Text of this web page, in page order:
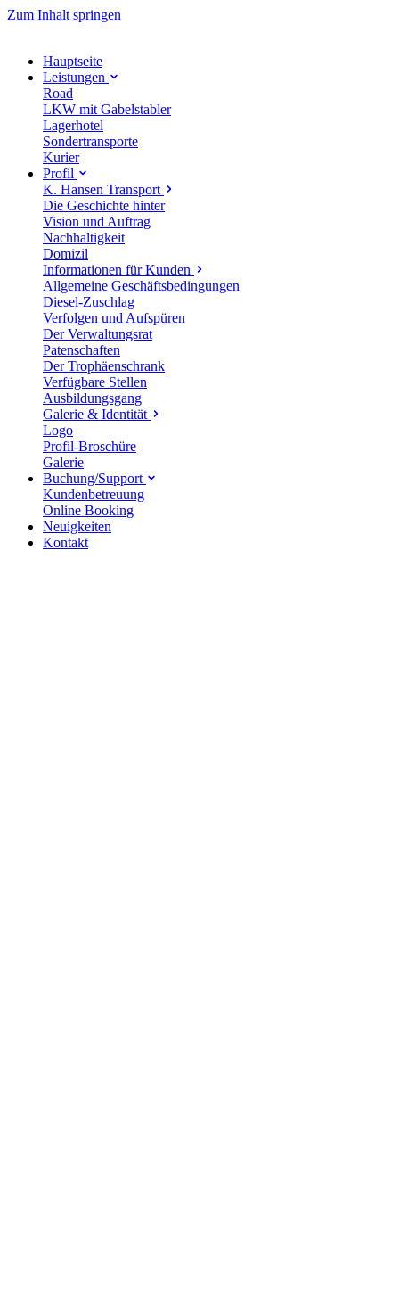
Zum Inhalt springen
Hauptseite
Leistungen
Road
LKW mit Gabelstabler
Lagerhotel
Sondertransporte
Kurier
Profil
K. Hansen Transport
Die Geschichte hinter
Vision und Auftrag
Nachhaltigkeit
Domizil
Informationen für Kunden
Allgemeine Geschäftsbedingungen
Diesel-Zuschlag
Verfolgen und Aufspüren
Der Verwaltungsrat
Patenschaften
Der Trophäenschrank
Verfügbare Stellen
Ausbildungsgang
Galerie & Identität
Logo
Profil-Broschüre
Galerie
Buchung/Support
Kundenbetreuung
Online Booking
Neuigkeiten
Kontakt